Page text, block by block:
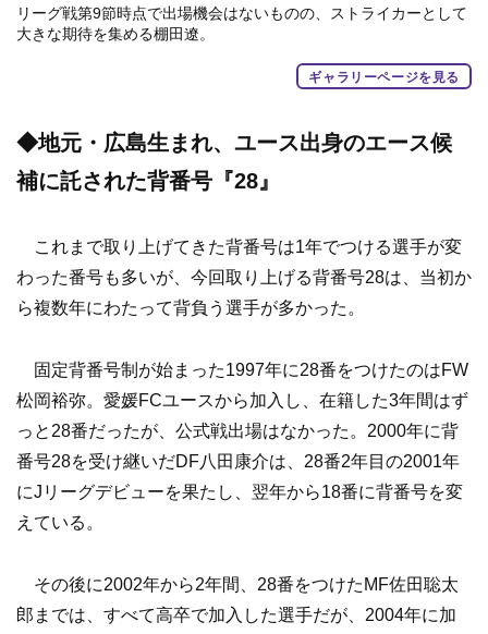
リーグ戦第9節時点で出場機会はないものの、ストライカーとして
大きな期待を集める棚田遼。
ギャラリーページを見る
◆地元・広島生まれ、ユース出身のエース候
補に託された背番号『28』
これまで取り上げてきた背番号は1年でつける選手が変
わった番号も多いが、今回取り上げる背番号28は、当初か
ら複数年にわたって背負う選手が多かった。
固定背番号制が始まった1997年に28番をつけたのはFW
松岡裕弥。愛媛FCユースから加入し、在籍した3年間はず
っと28番だったが、公式戦出場はなかった。2000年に背
番号28を受け継いだDF八田康介は、28番2年目の2001年
にJリーグデビューを果たし、翌年から18番に背番号を変
えている。
その後に2002年から2年間、28番をつけたMF佐田聡太
郎までは、すべて高卒で加入した選手だが、2004年に加